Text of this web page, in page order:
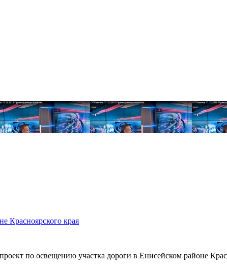
Красноярского края
по освещению участка дороги в Енисейском районе